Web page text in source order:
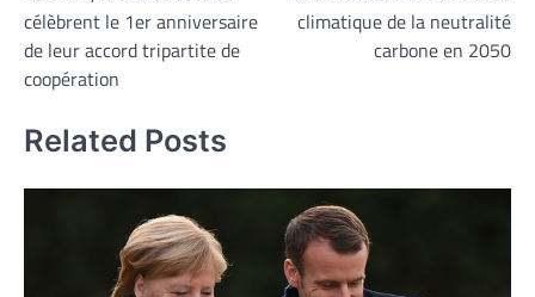
l’article
célèbrent le 1er anniversaire
de leur accord tripartite de
coopération
climatique de la neutralité
carbone en 2050
Related Posts